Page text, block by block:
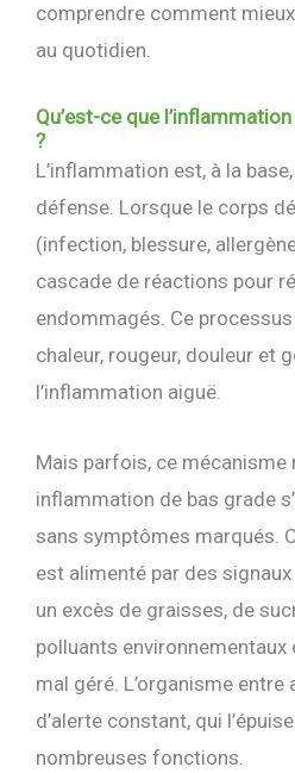
comprendre comment
au quotidien.
Qu’est-ce que
?
L’inflammation est, à la
défense. Lorsque le corps
(infection, blessure,
cascade de réactions pour
endommagés. Ce
chaleur, rougeur, douleur et
l’inflammation aiguë.
Mais parfois, ce mécanisme
inflammation de bas grade
sans symptômes marqués.
est alimenté par des
un excès de graisses, de
polluants
mal géré. L’organisme
d’alerte constant, qui
nombreuses fonctions.